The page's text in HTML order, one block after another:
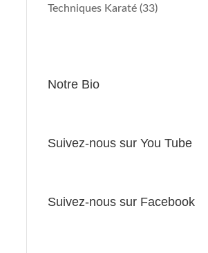
Techniques Karaté(33)
Notre Bio
Suivez-nous sur You Tube
Suivez-nous sur Facebook